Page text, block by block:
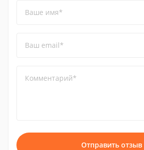
Ваше имя*
Ваш email*
Комментарий*
Отправить отзыв